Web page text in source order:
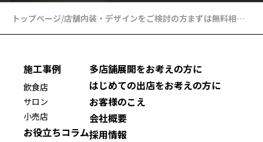
トップページ/ 店舗内装・デザインをご検討の方まずは無料相談からスタート
施工事例
飲食店
サロン
小売店
お役立ちコラム
多店舗展開をお考えの方に
はじめての出店をお考えの方に
お客様のこえ
会社概要
採用情報